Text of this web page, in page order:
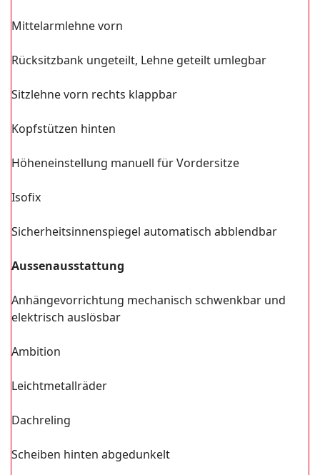
Mittelarmlehne vorn
Rücksitzbank ungeteilt, Lehne geteilt umlegbar
Sitzlehne vorn rechts klappbar
Kopfstützen hinten
Höheneinstellung manuell für Vordersitze
Isofix
Sicherheitsinnenspiegel automatisch abblendbar
Aussenausstattung
Anhängevorrichtung mechanisch schwenkbar und
elektrisch auslösbar
Ambition
Leichtmetallräder
Dachreling
Scheiben hinten abgedunkelt